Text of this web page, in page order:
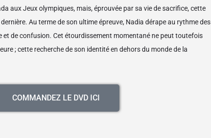
aux Jeux olympiques, mais, éprouvée par sa vie de sacrifice, cette
Au terme de son ultime épreuve, Nadia dérape au rythme des
et de confusion. Cet étourdissement momentané ne peut toutefois
; cette recherche de son identité en dehors du monde de la
COMMANDEZ LE DVD ICI